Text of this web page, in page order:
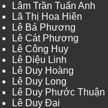
Lâm Trần Tuấn Anh
Lã Thị Hoa Hiên
Lê Bá Phương
Lê Cát Phương
Lê Công Huy
Lê Diệu Linh
Lê Duy Hoàng
Lê Duy Long
Lê Duy Phước Thuận
Lê Duy Đại